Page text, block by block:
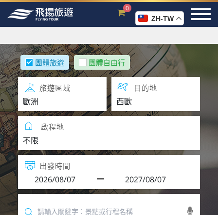
0
ZH-TW
團體旅遊 團體自由行
旅遊區域 目的地
啟程地
出發時間